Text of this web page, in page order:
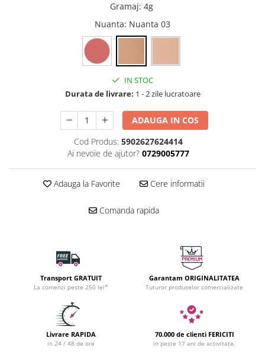
Gramaj: 4g
Nuanta: Nuanta 03
IN STOC
Durata de livrare: 1 - 2 zile lucratoare
ADAUGA IN COS
Cod Produs: 5902627624414
Ai nevoie de ajutor? 0729005777
Adauga la Favorite Cere informatii
Comanda rapida
Transport GRATUIT
La comenzi peste 250 lei*
Garantam ORIGINALITATEA
Tuturor produselor comercializate
Livrare RAPIDA
in 24 / 48 de ore
70.000 de clienti FERICITI
in peste 17 ani de activitate.